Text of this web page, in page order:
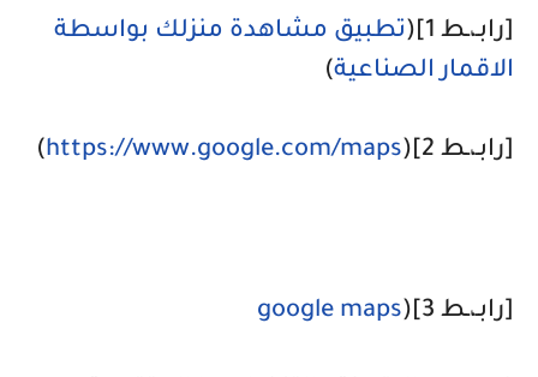
[رابـ،ـط 1](
تطبيق مشاهدة منزلك بواسطة
الاقمار الصناعية)
[رابـ،ـط 2]( https://www.google.com/maps
)
[رابـ،ـط 3]( google maps